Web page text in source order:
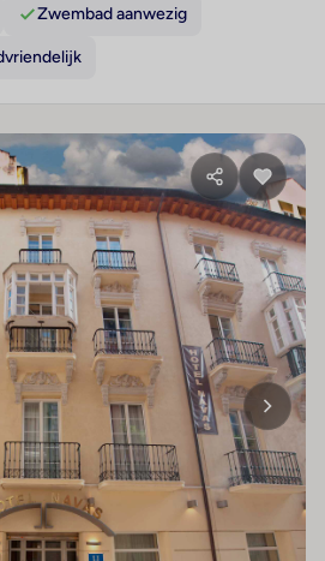
Zwembad aanwezig